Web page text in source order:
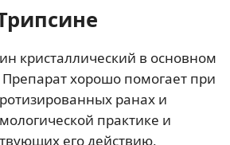
кристаллический в основном
хорошо помогает при
ранах и
практике и
его действию,